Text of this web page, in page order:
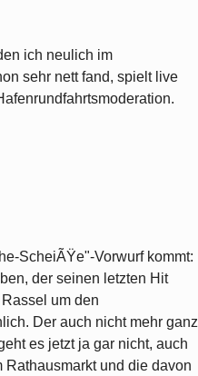
ich neulich im
sehr nett fand, spielt live
ScheiÃŸe"-Vorwurf kommt:
der seinen letzten Hit
um den
Der auch nicht mehr ganz
es jetzt ja gar nicht, auch
und die davon